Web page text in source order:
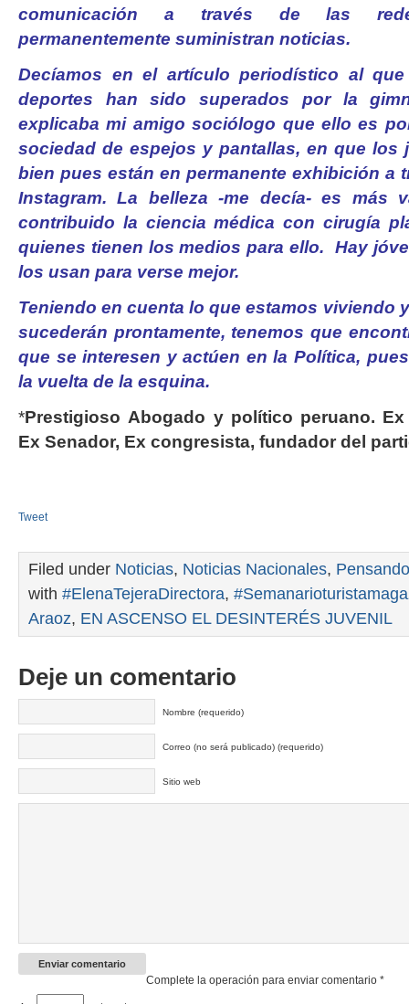
comunicación a través de las
permanentemente suministran noticias.
Decíamos en el artículo periodístico al
deportes han sido superados por la
explicaba mi amigo sociólogo que ello es
sociedad de espejos y pantallas, en que los
bien pues están en permanente exhibición a
Instagram. La belleza -me decía- es más
contribuido la ciencia médica con cirugía
quienes tienen los medios para ello. Hay
los usan para verse mejor.
Teniendo en cuenta lo que estamos viviendo
sucederán prontamente, tenemos que
que se interesen y actúen en la Política,
la vuelta de la esquina.
*Prestigioso Abogado y político peruano.
Ex Senador, Ex congresista, fundador del
Tweet
Filed under Noticias, Noticias Nacionales,
with #ElenaTejeraDirectora,
Araoz, EN ASCENSO EL DESINTERÉS JUVENIL
Deje un comentario
Nombre (requerido)
Correo (no será publicado) (requerido)
Sitio web
Complete la operación para enviar comentario *